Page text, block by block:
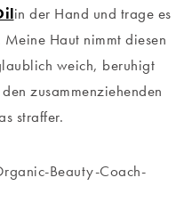
in der Hand und trage es
Haut nimmt diesen
weich, beruhigt
zusammenziehenden
straffer.